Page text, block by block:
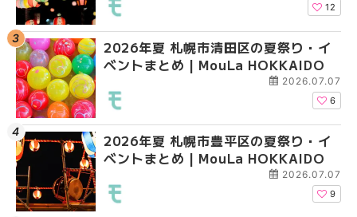
12
2026年夏 札幌市清田区の夏祭り・イ
ベントまとめ | MouLa HOKKAIDO
2026.07.07
6
2026年夏 札幌市豊平区の夏祭り・イ
ベントまとめ | MouLa HOKKAIDO
2026.07.07
9
2026年夏 札幌市白石
ベントまとめ |
2026年夏 札幌市手稲
ベントまとめ |
2026年夏 札幌市白石
ベントまとめ |
2026年夏 札幌市西区
ントまとめ | MouLa